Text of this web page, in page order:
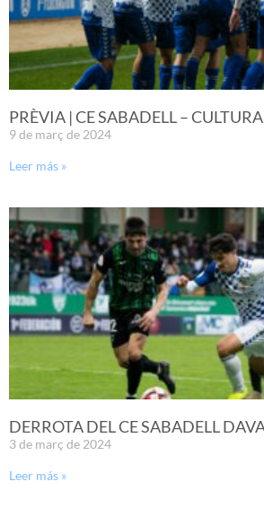
PRÈVIA | CE SABADELL –
9 de març de 2024
Leer más »
DERROTA DEL CE SABADELL
3 de març de 2024
Leer más »